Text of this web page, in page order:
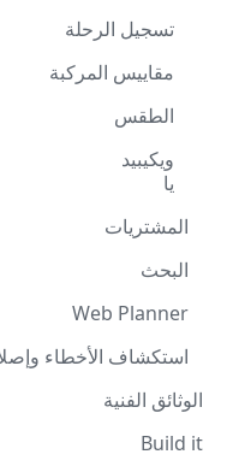
تسجيل الرحلة
مقاييس المركبة
الطقس
ويكيبيد
يا
المشتريات
البحث
Web Planner
استكشاف الأخطاء
الوثائق الفنية
Build it